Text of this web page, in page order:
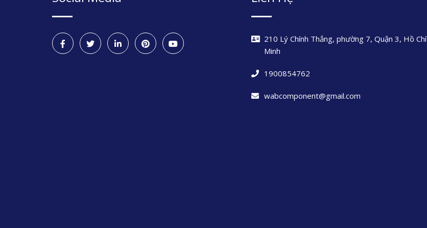
210 Lý Chính Thắng, phường 7, Quận 3, Hồ Chí
Minh
1900854762
wabcomponent@gmail.com